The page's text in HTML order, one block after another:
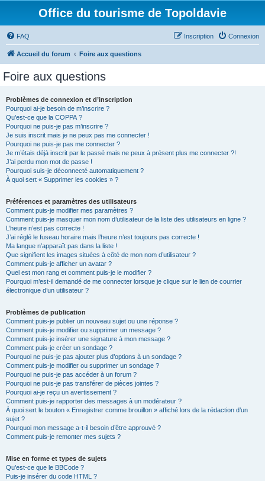
Office du tourisme de Topoldavie
FAQ Connexion
Inscription
Accueil du forum Foire aux questions
Foire aux questions
Problèmes de connexion et d’inscription
Pourquoi ai-je besoin de m’inscrire ?
Qu’est-ce que la COPPA ?
Pourquoi ne puis-je pas m’inscrire ?
Je suis inscrit mais je ne peux pas me connecter !
Pourquoi ne puis-je pas me connecter ?
Je m’étais déjà inscrit par le passé mais ne peux à présent plus me connecter ?!
J’ai perdu mon mot de passe !
Pourquoi suis-je déconnecté automatiquement ?
À quoi sert « Supprimer les cookies » ?
Préférences et paramètres des utilisateurs
Comment puis-je modifier mes paramètres ?
Comment puis-je masquer mon nom d’utilisateur de la liste des utilisateurs en ligne ?
L’heure n’est pas correcte !
J’ai réglé le fuseau horaire mais l’heure n’est toujours pas correcte !
Ma langue n’apparaît pas dans la liste !
Que signifient les images situées à côté de mon nom d’utilisateur ?
Comment puis-je afficher un avatar ?
Quel est mon rang et comment puis-je le modifier ?
Pourquoi m’est-il demandé de me connecter lorsque je clique sur le lien de courrier
électronique d’un utilisateur ?
Problèmes de publication
Comment puis-je publier un nouveau sujet ou une réponse ?
Comment puis-je modifier ou supprimer un message ?
Comment puis-je insérer une signature à mon message ?
Comment puis-je créer un sondage ?
Pourquoi ne puis-je pas ajouter plus d’options à un sondage ?
Comment puis-je modifier ou supprimer un sondage ?
Pourquoi ne puis-je pas accéder à un forum ?
Pourquoi ne puis-je pas transférer de pièces jointes ?
Pourquoi ai-je reçu un avertissement ?
Comment puis-je rapporter des messages à un modérateur ?
À quoi sert le bouton « Enregistrer comme brouillon » affiché lors de la rédaction d’un
sujet ?
Pourquoi mon message a-t-il besoin d’être approuvé ?
Comment puis-je remonter mes sujets ?
Mise en forme et types de sujets
Qu’est-ce que le BBCode ?
Puis-je insérer du code HTML ?